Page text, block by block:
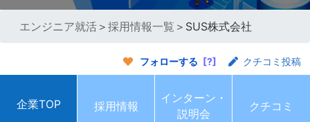
エンジニア就活 ＞採用情報一覧 ＞SUS株式会社
フォローする [?] クチコミ投稿
企業TOP 採用情報
インターン・
説明会
クチコミ